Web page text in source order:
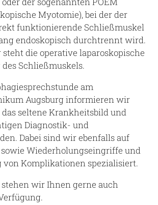
Myotomie), bei der der
funktionierende Schließmuskel
endoskopisch durchtrennt wird.
steht die operative laparoskopische
Schließmuskels.
am
Augsburg informieren wir
seltene Krankheitsbild und
Diagnostik- und
Dabei sind wir ebenfalls auf
Wiederholungseingriffe und
von Komplikationen spezialisiert.
wir Ihnen gerne auch